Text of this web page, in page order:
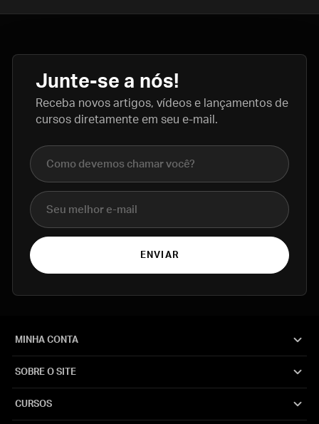
Junte-se a nós!
Receba novos artigos, vídeos e lançamentos de
cursos diretamente em seu e-mail.
Nome completo
E-mail
ENVIAR
MINHA CONTA
SOBRE O SITE
CURSOS